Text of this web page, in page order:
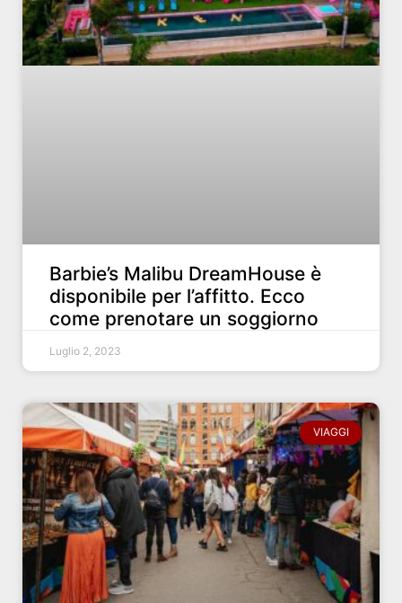
Barbie’s Malibu DreamHouse è
disponibile per l’affitto. Ecco
come prenotare un soggiorno
Luglio 2, 2023
VIAGGI